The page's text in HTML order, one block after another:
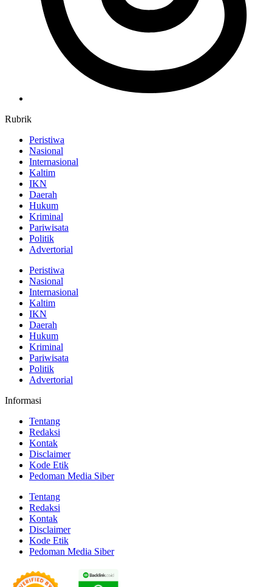
Rubrik
Peristiwa
Nasional
Internasional
Kaltim
IKN
Daerah
Hukum
Kriminal
Pariwisata
Politik
Advertorial
Peristiwa
Nasional
Internasional
Kaltim
IKN
Daerah
Hukum
Kriminal
Pariwisata
Politik
Advertorial
Informasi
Tentang
Redaksi
Kontak
Disclaimer
Kode Etik
Pedoman Media Siber
Tentang
Redaksi
Kontak
Disclaimer
Kode Etik
Pedoman Media Siber